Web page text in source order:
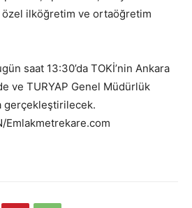
ilköğretim ve ortaöğretim
saat 13:30’da TOKİ’nin Ankara
ve TURYAP Genel Müdürlük
gerçekleştirilecek.
Emlakmetrekare.com